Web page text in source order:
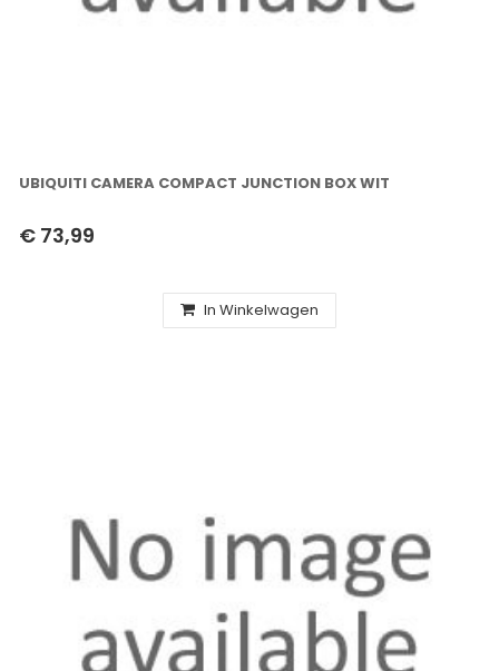
UBIQUITI CAMERA COMPACT JUNCTION BOX WIT
€ 73,99
In Winkelwagen